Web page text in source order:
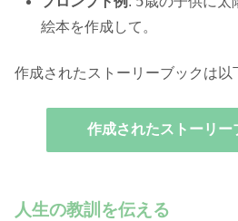
絵本を作成して。
作成されたストーリーブックは以
作成されたストーリー
人生の教訓を伝える